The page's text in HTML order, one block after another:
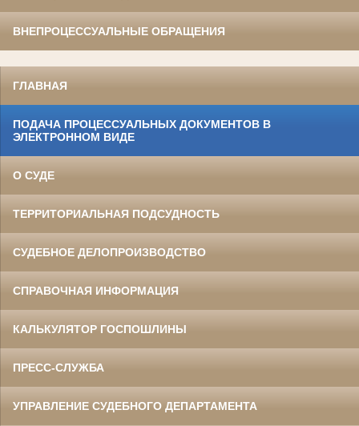
ВНЕПРОЦЕССУАЛЬНЫЕ ОБРАЩЕНИЯ
ГЛАВНАЯ
ПОДАЧА ПРОЦЕССУАЛЬНЫХ ДОКУМЕНТОВ В
ЭЛЕКТРОННОМ ВИДЕ
О СУДЕ
ТЕРРИТОРИАЛЬНАЯ ПОДСУДНОСТЬ
СУДЕБНОЕ ДЕЛОПРОИЗВОДСТВО
СПРАВОЧНАЯ ИНФОРМАЦИЯ
КАЛЬКУЛЯТОР ГОСПОШЛИНЫ
ПРЕСС-СЛУЖБА
УПРАВЛЕНИЕ СУДЕБНОГО ДЕПАРТАМЕНТА